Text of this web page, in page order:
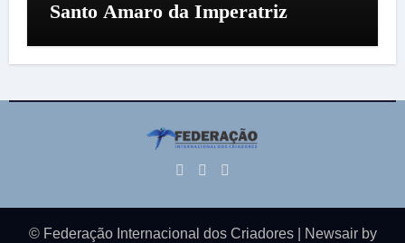
Santo Amaro da Imperatriz
© Federação Internacional dos Criadores Newsairby